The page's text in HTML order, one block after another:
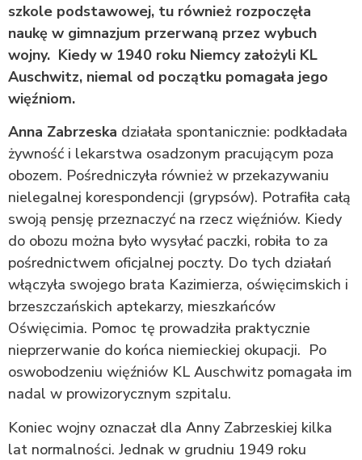
szkole podstawowej, tu również rozpoczęła
naukę w gimnazjum przerwaną przez wybuch
wojny. Kiedy w 1940 roku Niemcy założyli KL
Auschwitz, niemal od początku pomagała jego
więźniom.
Anna Zabrzeska działała spontanicznie: podkładała
żywność i lekarstwa osadzonym pracującym poza
obozem. Pośredniczyła również w przekazywaniu
nielegalnej korespondencji (grypsów). Potrafiła całą
swoją pensję przeznaczyć na rzecz więźniów. Kiedy
do obozu można było wysyłać paczki, robiła to za
pośrednictwem oficjalnej poczty. Do tych działań
włączyła swojego brata Kazimierza, oświęcimskich i
brzeszczańskich aptekarzy, mieszkańców
Oświęcimia. Pomoc tę prowadziła praktycznie
nieprzerwanie do końca niemieckiej okupacji. Po
oswobodzeniu więźniów KL Auschwitz pomagała im
nadal w prowizorycznym szpitalu.
Koniec wojny oznaczał dla Anny Zabrzeskiej kilka
lat normalności. Jednak w grudniu 1949 roku